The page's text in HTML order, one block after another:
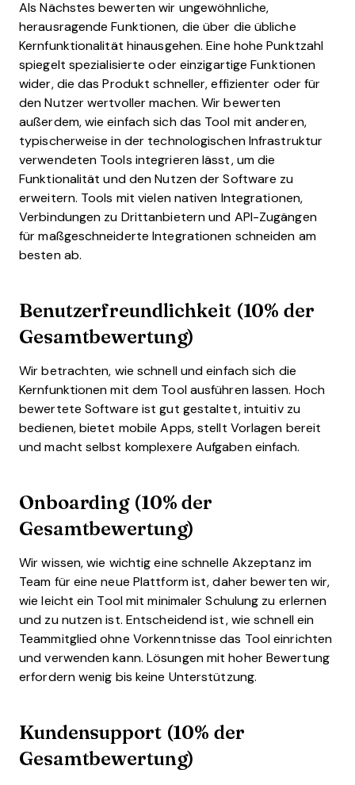
Als Nächstes bewerten wir ungewöhnliche,
herausragende Funktionen, die über die übliche
Kernfunktionalität hinausgehen. Eine hohe Punktzahl
spiegelt spezialisierte oder einzigartige Funktionen
wider, die das Produkt schneller, effizienter oder für
den Nutzer wertvoller machen. Wir bewerten
außerdem, wie einfach sich das Tool mit anderen,
typischerweise in der technologischen Infrastruktur
verwendeten Tools integrieren lässt, um die
Funktionalität und den Nutzen der Software zu
erweitern. Tools mit vielen nativen Integrationen,
Verbindungen zu Drittanbietern und API-Zugängen
für maßgeschneiderte Integrationen schneiden am
besten ab.
Benutzerfreundlichkeit (10% der
Gesamtbewertung)
Wir betrachten, wie schnell und einfach sich die
Kernfunktionen mit dem Tool ausführen lassen. Hoch
bewertete Software ist gut gestaltet, intuitiv zu
bedienen, bietet mobile Apps, stellt Vorlagen bereit
und macht selbst komplexere Aufgaben einfach.
Onboarding (10% der
Gesamtbewertung)
Wir wissen, wie wichtig eine schnelle Akzeptanz im
Team für eine neue Plattform ist, daher bewerten wir,
wie leicht ein Tool mit minimaler Schulung zu erlernen
und zu nutzen ist. Entscheidend ist, wie schnell ein
Teammitglied ohne Vorkenntnisse das Tool einrichten
und verwenden kann. Lösungen mit hoher Bewertung
erfordern wenig bis keine Unterstützung.
Kundensupport (10% der
Gesamtbewertung)